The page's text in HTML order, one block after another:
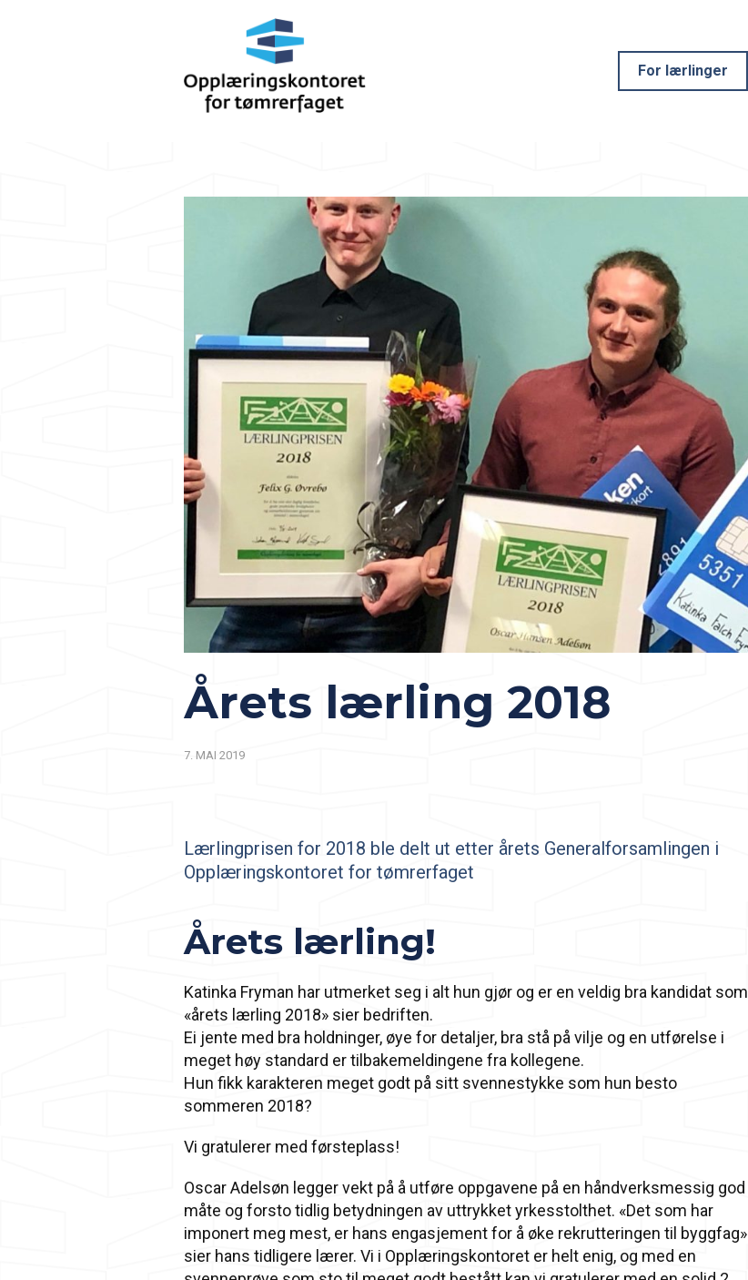
For lærlinger
Årets lærling 2018
7. MAI 2019
Lærlingprisen for 2018 ble delt ut etter årets Generalforsamlingen i
Opplæringskontoret for tømrerfaget
Årets lærling!
Katinka Fryman har utmerket seg i alt hun gjør og er en veldig bra kandidat som
«årets lærling 2018» sier bedriften.
Ei jente med bra holdninger, øye for detaljer, bra stå på vilje og en utførelse i
meget høy standard er tilbakemeldingene fra kollegene.
Hun fikk karakteren meget godt på sitt svennestykke som hun besto
sommeren 2018?
Vi gratulerer med førsteplass!
Oscar Adelsøn legger vekt på å utføre oppgavene på en håndverksmessig god
måte og forsto tidlig betydningen av uttrykket yrkesstolthet. «Det som har
imponert meg mest, er hans engasjement for å øke rekrutteringen til byggfag»
sier hans tidligere lærer. Vi i Opplæringskontoret er helt enig, og med en